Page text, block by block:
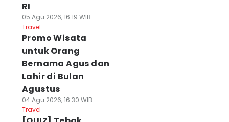
RI
05 Agu 2026, 16:19 WIB
Travel
Promo Wisata
untuk Orang
Bernama Agus dan
Lahir di Bulan
Agustus
04 Agu 2026, 16:30 WIB
Travel